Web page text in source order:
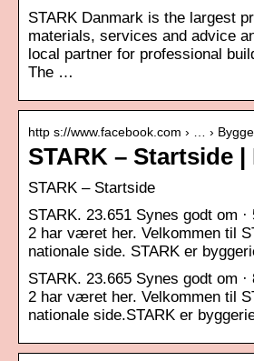
STARK Danmark is the largest
materials, services and advice
local partner for professional
The …
http s://www.facebook.com › … ›
STARK – Startside
STARK – Startside
STARK. 23.651 Synes godt om ·
2 har været her. Velkommen til
nationale side. STARK er
STARK. 23.665 Synes godt om ·
2 har været her. Velkommen til
nationale side.STARK er